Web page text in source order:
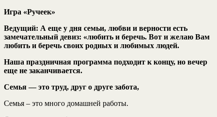
Игра «Ручеек»
Ведущий: А еще у дня семьи, любви и верности есть
замечательный девиз: «любить и беречь. Вот и желаю Вам
любить и беречь своих родных и любимых людей.
Наша праздничная программа подходит к концу, но вечер
еще не заканчивается.
Семья — это труд, друг о друге забота,
Семья – это много домашней работы.